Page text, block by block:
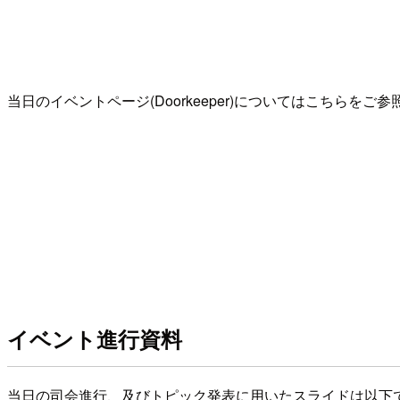
当日のイベントページ(Doorkeeper)についてはこちらをご参
イベント進行資料
当日の司会進行、及びトピック発表に用いたスライドは以下